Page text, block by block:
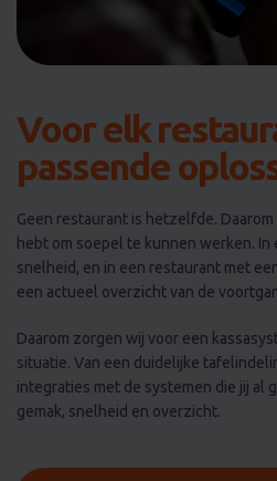
Voor elk
passende
hebt om soepel te kunnen werken.
snelheid, en in een restaurant met
een actueel overzicht van de
situatie. Van een duidelijke
integraties met de systemen die jij al
gemak, snelheid en overzicht.
Maak een vrijblijvende